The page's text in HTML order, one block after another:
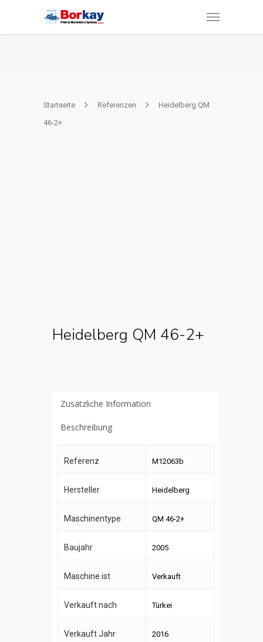
Startseite Referenzen
Heidelberg QM
46-2+
Heidelberg QM 46-2+
Zusätzliche Information
Beschreibung
Referenz M12063b
Hersteller Heidelberg
Maschinentype QM 46-2+
Baujahr 2005
Maschine ist Verkauft
Verkauft nach Türkei
Verkauft Jahr 2016